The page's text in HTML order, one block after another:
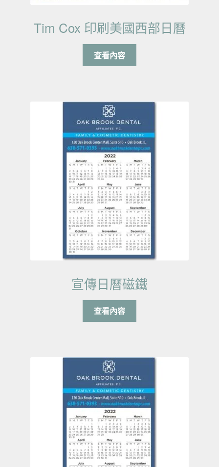
Tim Cox 印刷美國西部日曆
查看內容
宣傳日曆磁鐵
查看內容